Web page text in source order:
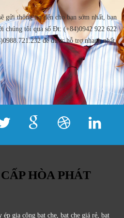
gửi thông tin đến cho bạn sớm nhất, bạn
chúng tôi qua số Đt: (+84)0942 922 622
để được hỗ trợ nhanh nhất.
HÒA PHÁT
ép gia công bạt che, bạt che giá rẻ, bạt